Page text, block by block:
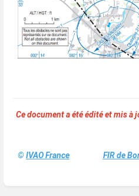
Ce document a été édité et mis à
© IVAO France FIR de